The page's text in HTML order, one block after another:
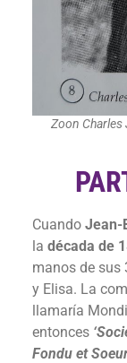
Zoon Charles
Cuando Jean-
la década de
manos de sus
y Elisa. La
llamaría
entonces
Fondu et